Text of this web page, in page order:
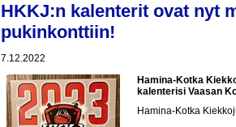
HKKJ:n kalenterit ovat nyt
pukinkonttiin!
7.12.2022
Hamina-Kotka
kalenterisi Vaasan
Hamina-Kotka